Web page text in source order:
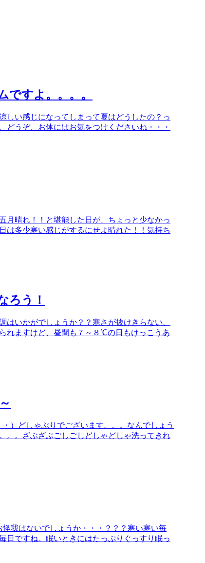
ですよ。。。。
しい感じになってしまって夏はどうしたの？っ
うぞ、お体にはお気をつけくださいね・・・
月晴れ！！と堪能した日が、ちょっと少なかっ
は多少寒い感じがするにせよ晴れた！！気持ち
ろう！
いかがでしょうか？？寒さが抜けきらない、
れますけど、昼間も７～８℃の日もけっこうあ
）どしゃぶりでございます。。。なんでしょう
。。ざぶざぶごしごしどしゃどしゃ洗ってきれ
我はないでしょうか・・・？？？寒い寒い毎
日ですね。眠いときにはたっぷりぐっすり眠っ